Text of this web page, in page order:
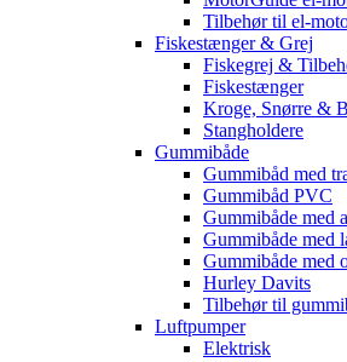
Tilbehør til el-
Fiskestænger & Grej
Fiskegrej &
Fiskestænger
Kroge, Snørre &
Stangholdere
Gummibåde
Gummibåd med
Gummibåd PVC
Gummibåde med
Gummibåde med
Gummibåde med
Hurley Davits
Tilbehør til
Luftpumper
Elektrisk